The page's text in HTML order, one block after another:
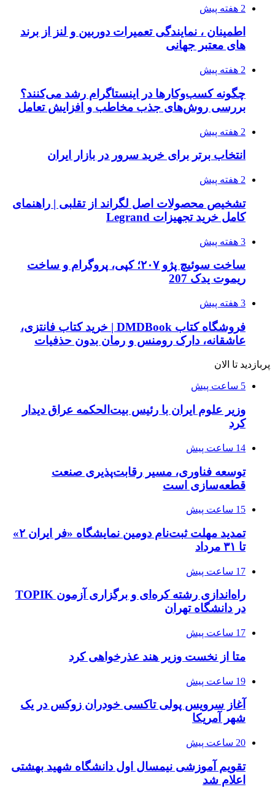
2 هفته پیش
اطمینان ، نمایندگی تعمیرات دوربین و لنز از برند
های معتبر جهانی
2 هفته پیش
چگونه کسب‌وکارها در اینستاگرام رشد می‌کنند؟
بررسی روش‌های جذب مخاطب و افزایش تعامل
2 هفته پیش
انتخاب برتر برای خرید سرور در بازار ایران
2 هفته پیش
تشخیص محصولات اصل لگراند از تقلبی | راهنمای
کامل خرید تجهیزات Legrand
3 هفته پیش
ساخت سوئیچ پژو ۲۰۷؛ کپی، پروگرام و ساخت
ریموت یدک 207
3 هفته پیش
فروشگاه کتاب DMDBook | خرید کتاب فانتزی،
عاشقانه، دارک رومنس و رمان بدون حذفیات
پربازدید تا الان
5 ساعت پیش
وزیر علوم ایران با رئیس بیت‌الحکمه عراق دیدار
کرد
14 ساعت پیش
توسعه فناوری، مسیر رقابت‌پذیری صنعت
قطعه‌سازی است
15 ساعت پیش
تمدید مهلت ثبت‌نام دومین نمایشگاه «فر ایران ۲»
تا ۳۱ مرداد
17 ساعت پیش
راه‌اندازی رشته کره‌ای و برگزاری آزمون TOPIK
در دانشگاه تهران
17 ساعت پیش
متا از نخست وزیر هند عذرخواهی کرد
19 ساعت پیش
آغاز سرویس پولی تاکسی خودران زوکس در یک
شهر آمریکا
20 ساعت پیش
تقویم آموزشی نیمسال اول دانشگاه شهید بهشتی
اعلام شد